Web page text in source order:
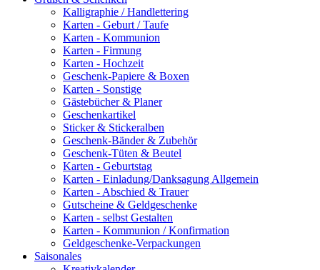
Kalligraphie / Handlettering
Karten - Geburt / Taufe
Karten - Kommunion
Karten - Firmung
Karten - Hochzeit
Geschenk-Papiere & Boxen
Karten - Sonstige
Gästebücher & Planer
Geschenkartikel
Sticker & Stickeralben
Geschenk-Bänder & Zubehör
Geschenk-Tüten & Beutel
Karten - Geburtstag
Karten - Einladung/Danksagung Allgemein
Karten - Abschied & Trauer
Gutscheine & Geldgeschenke
Karten - selbst Gestalten
Karten - Kommunion / Konfirmation
Geldgeschenke-Verpackungen
Saisonales